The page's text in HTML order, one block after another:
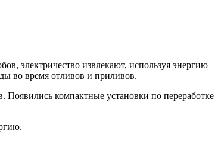
электричество извлекают, используя энергию
во время отливов и приливов.
Появились компактные установки по переработке